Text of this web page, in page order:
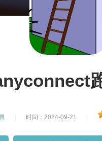
时间：2024-09-21